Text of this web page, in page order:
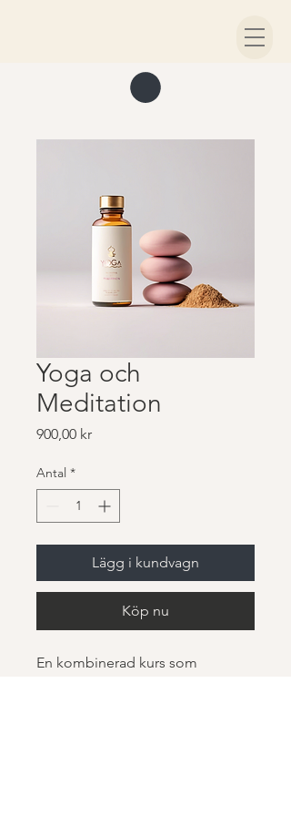
Yoga och
Meditation
900,00 krPris
Antal *
Lägg i kundvagn
Köp nu
En kombinerad kurs som